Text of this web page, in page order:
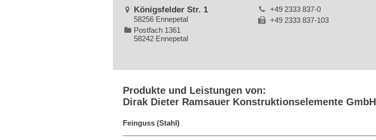
Königsfelder Str. 1
58256 Ennepetal
Postfach 1361
58242 Ennepetal
+49 2333 837-0
+49 2333 837-103
Produkte und Leistungen von:
Dirak Dieter Ramsauer Konstruktionselemente GmbH
Feinguss (Stahl)